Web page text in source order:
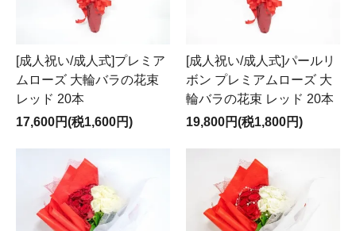
[成人祝い/成人式]プレミア
ムローズ 大輪バラの花束
レッド 20本
17,600円(税1,600円)
[成人祝い/成人式]パールリ
ボン プレミアムローズ 大
輪バラの花束 レッド 20本
19,800円(税1,800円)